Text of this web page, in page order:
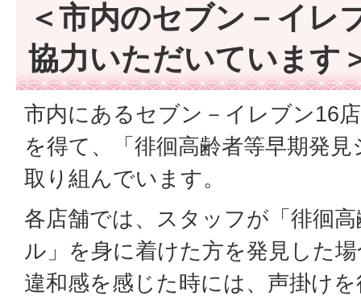
＜市内のセブン－イレ
協力いただいています
市内にあるセブン－イレブン16
を得て、「徘徊高齢者等早期発
取り組んでいます。
各店舗では、スタッフが「徘徊
ル」を身に着けた方を発見した
違和感を感じた時には、声掛け